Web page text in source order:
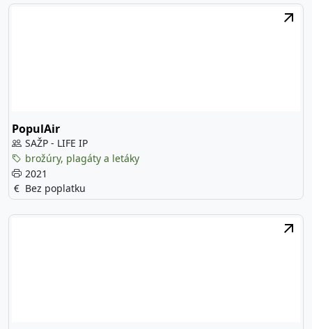
PopulAir
SAŽP - LIFE IP
brožúry, plagáty a letáky
2021
Bez poplatku